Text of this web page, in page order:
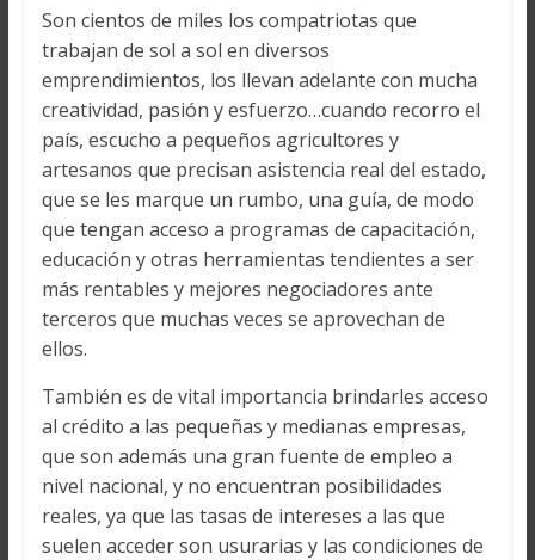
Son cientos de miles los compatriotas que
trabajan de sol a sol en diversos
emprendimientos, los llevan adelante con mucha
creatividad, pasión y esfuerzo…cuando recorro el
país, escucho a pequeños agricultores y
artesanos que precisan asistencia real del estado,
que se les marque un rumbo, una guía, de modo
que tengan acceso a programas de capacitación,
educación y otras herramientas tendientes a ser
más rentables y mejores negociadores ante
terceros que muchas veces se aprovechan de
ellos.
También es de vital importancia brindarles acceso
al crédito a las pequeñas y medianas empresas,
que son además una gran fuente de empleo a
nivel nacional, y no encuentran posibilidades
reales, ya que las tasas de intereses a las que
suelen acceder son usurarias y las condiciones de